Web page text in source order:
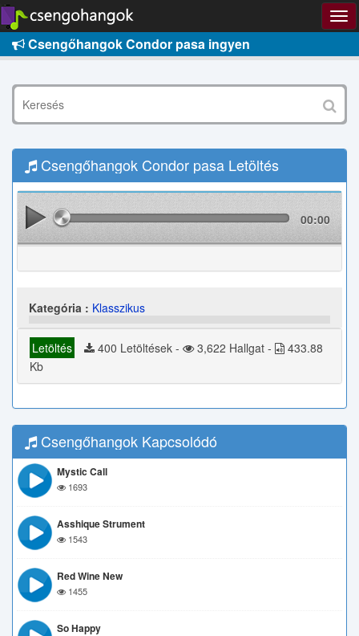
Csengőhangok Condor pasa ingyen
Csengőhangok Condor pasa Letöltés
00:00
Kategória : Klasszikus
Letöltés 400 Letöltések - 3,622 Hallgat -
433.88
Kb
Csengőhangok Kapcsolódó
Mystic Call
1693
Asshique Strument
1543
Red Wine New
1455
So Happy